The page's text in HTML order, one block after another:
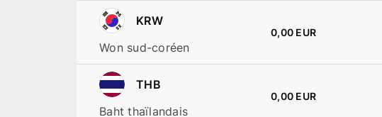
KRW
Won sud-coréen
0,00 EUR
THB
Baht thaïlandais
0,00 EUR